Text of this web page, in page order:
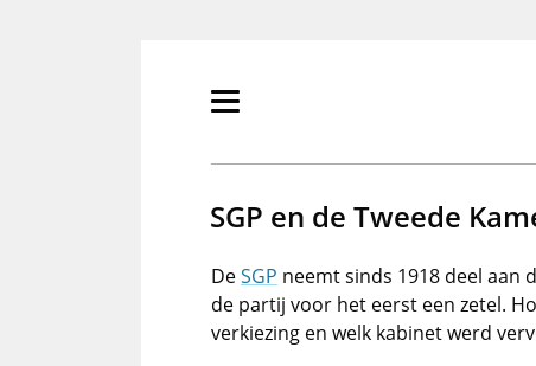
Primair
tonen/verbergen
SGP en de Tweede
DeSGP neemt sinds 1918 deel aan
de partij voor het eerst een zetel.
verkiezing en welk kabinet werd